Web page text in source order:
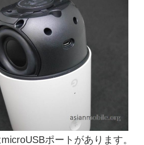
ポートがあります。